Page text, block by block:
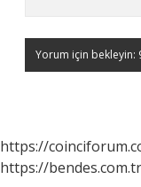
https://
https://bendes.com.tr